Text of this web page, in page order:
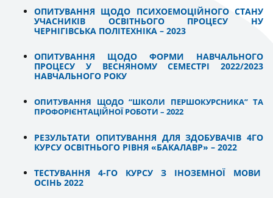
ОПИТУВАННЯ ЩОДО ПСИХОЕМОЦІЙНОГО СТАНУ
УЧАСНИКІВ ОСВІТНЬОГО ПРОЦЕСУ НУ
ЧЕРНІГІВСЬКА ПОЛІТЕХНІКА – 2023
ОПИТУВАННЯ ЩОДО ФОРМИ НАВЧАЛЬНОГО
ПРОЦЕСУ У ВЕСНЯНОМУ СЕМЕСТРІ 2022/2023
НАВЧАЛЬНОГО РОКУ
ОПИТУВАННЯ ЩОДО “ШКОЛИ ПЕРШОКУРСНИКА” ТА
ПРОФОРІЄНТАЦІЙНОЇ РОБОТИ – 2022
РЕЗУЛЬТАТИ ОПИТУВАННЯ ДЛЯ ЗДОБУВАЧІВ 4ГО
КУРСУ ОСВІТНЬОГО РІВНЯ «БАКАЛАВР» – 2022
ТЕСТУВАННЯ 4-ГО КУРСУ З ІНОЗЕМНОЇ МОВИ
ОСІНЬ 2022